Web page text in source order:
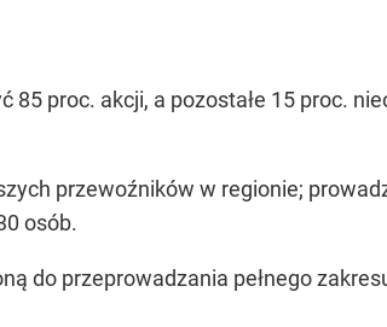
85 proc. akcji, a pozostałe 15 proc.
przewoźników w regionie;
osób.
do przeprowadzania pełnego